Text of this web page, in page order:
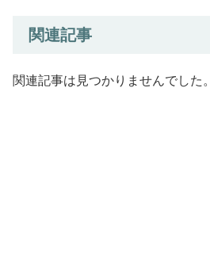
関連記事
関連記事は見つかりませんでした。